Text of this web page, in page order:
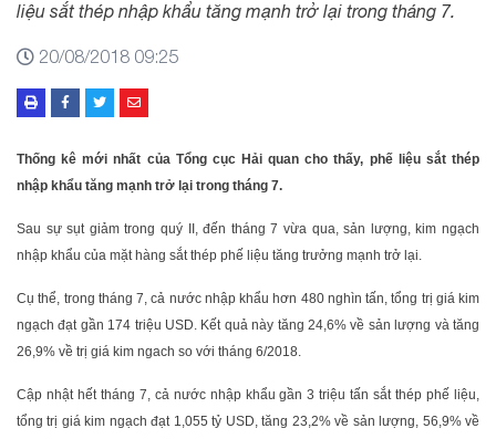
liệu sắt thép nhập khẩu tăng mạnh trở lại trong tháng 7.
20/08/2018 09:25
Thống kê mới nhất của Tổng cục Hải quan cho thấy, phế liệu sắt thép
nhập khẩu tăng mạnh trở lại trong tháng 7.
Sau sự sụt giảm trong quý II, đến tháng 7 vừa qua, sản lượng, kim ngạch
nhập khẩu của mặt hàng sắt thép phế liệu tăng trưởng mạnh trở lại.
Cụ thể, trong tháng 7, cả nước nhập khẩu hơn 480 nghìn tấn, tổng trị giá kim
ngạch đạt gần 174 triệu USD. Kết quả này tăng 24,6% về sản lượng và tăng
26,9% về trị giá kim ngach so với tháng 6/2018.
Cập nhật hết tháng 7, cả nước nhập khẩu gần 3 triệu tấn sắt thép phế liệu,
tổng trị giá kim ngạch đạt 1,055 tỷ USD, tăng 23,2% về sản lượng, 56,9% về